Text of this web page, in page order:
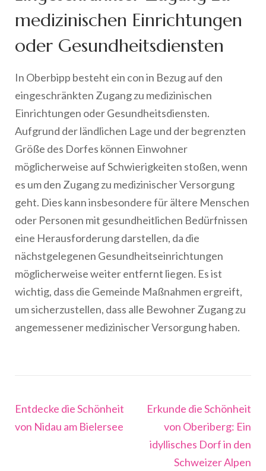
medizinischen Einrichtungen
oder Gesundheitsdiensten
In Oberbipp besteht ein con in Bezug auf den
eingeschränkten Zugang zu medizinischen
Einrichtungen oder Gesundheitsdiensten.
Aufgrund der ländlichen Lage und der begrenzten
Größe des Dorfes können Einwohner
möglicherweise auf Schwierigkeiten stoßen, wenn
es um den Zugang zu medizinischer Versorgung
geht. Dies kann insbesondere für ältere Menschen
oder Personen mit gesundheitlichen Bedürfnissen
eine Herausforderung darstellen, da die
nächstgelegenen Gesundheitseinrichtungen
möglicherweise weiter entfernt liegen. Es ist
wichtig, dass die Gemeinde Maßnahmen ergreift,
um sicherzustellen, dass alle Bewohner Zugang zu
angemessener medizinischer Versorgung haben.
Beitragsnavigation
Entdecke die Schönheit
von Nidau am Bielersee
Erkunde die Schönheit
von Oberiberg: Ein
idyllisches Dorf in den
Schweizer Alpen